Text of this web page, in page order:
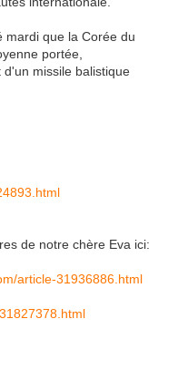
mardi que la Corée du
portée,
missile balistique
de notre chère Eva ici:
article-31936886.html